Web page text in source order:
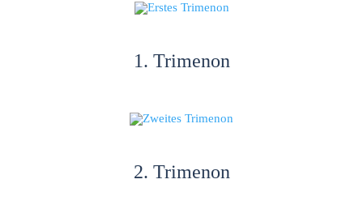
1. Trimenon
2. Trimenon